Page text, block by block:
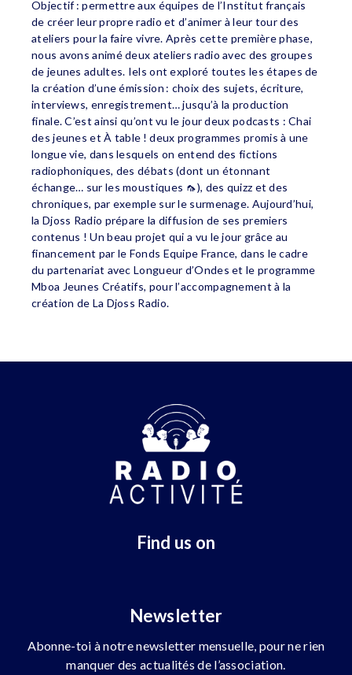
Objectif : permettre aux équipes de l’Institut français
de créer leur propre radio et d’animer à leur tour des
ateliers pour la faire vivre. Après cette première phase,
nous avons animé deux ateliers radio avec des groupes
de jeunes adultes. Iels ont exploré toutes les étapes de
la création d’une émission : choix des sujets, écriture,
interviews, enregistrement… jusqu’à la production
finale. C’est ainsi qu’ont vu le jour deux podcasts : Chai
des jeunes et À table ! deux programmes promis à une
longue vie, dans lesquels on entend des fictions
radiophoniques, des débats (dont un étonnant
échange… sur les moustiques 🦟), des quizz et des
chroniques, par exemple sur le surmenage. Aujourd’hui,
la Djoss Radio prépare la diffusion de ses premiers
contenus ! Un beau projet qui a vu le jour grâce au
financement par le Fonds Equipe France, dans le cadre
du partenariat avec Longueur d’Ondes et le programme
Mboa Jeunes Créatifs, pour l’accompagnement à la
création de La Djoss Radio.
Find us on
Newsletter
Abonne-toi à notre newsletter mensuelle, pour ne rien
manquer des actualités de l’association.